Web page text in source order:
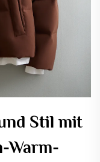
Stil mit
Warm-